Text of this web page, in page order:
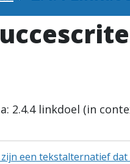
2.4.4 linkdoel (in
een tekstalternatief